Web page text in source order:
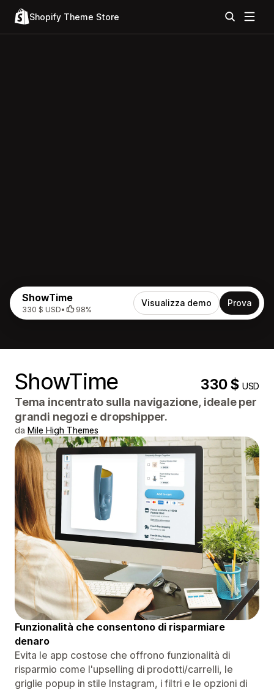
Shopify Theme Store
ShowTime
330 $ USD• 98%
Visualizza demo Prova
ShowTime 330 $USD
Tema incentrato sulla navigazione, ideale per
grandi negozi e dropshipper.
da Mile High Themes
Funzionalità che consentono di risparmiare
denaro
Evita le app costose che offrono funzionalità di
risparmio come l'upselling di prodotti/carrelli, le
griglie popup in stile Instagram, i filtri e le opzioni di